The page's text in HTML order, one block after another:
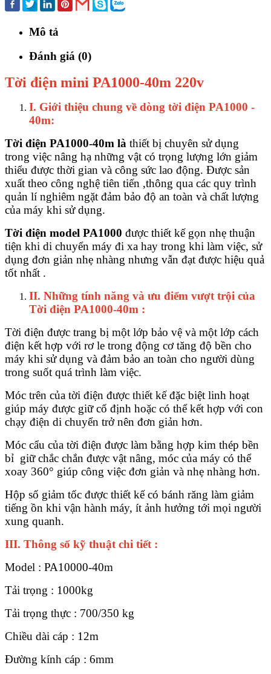
Mô tả
Đánh giá (0)
Tời điện mini PA1000-40m 220v
I. Giới thiệu chung về dòng tời điện PA1000 -
40m:
Tời điện PA1000-40m là thiết bị chuyên sử dụng
trong việc nâng hạ những vật có trọng lượng lớn giảm
thiểu được thời gian và công sức lao động. Được sản
xuất theo công nghệ tiên tiến ,thông qua các quy trình
quản lí nghiêm ngặt đảm bảo độ an toàn và chất lượng
của máy khi sử dụng.
Tời điện model PA1000 được thiết kế gọn nhẹ thuận
tiện khi di chuyển máy đi xa hay trong khi làm việc, sử
dụng đơn giản nhẹ nhàng nhưng vẫn đạt được hiệu quả
tốt nhất .
II. Những tính năng và ưu điểm vượt trội của
Tời điện PA1000-40m :
Tời điện được trang bị một lớp bảo vệ và một lớp cách
điện kết hợp với rơ le trong động cơ tăng độ bền cho
máy khi sử dụng và đảm bảo an toàn cho người dùng
trong suốt quá trình làm việc.
Móc trên của tời điện được thiết kế đặc biệt linh hoạt
giúp máy được giữ cố định hoặc có thể kết hợp với con
chạy điện di chuyển trở nên đơn giản hơn.
Móc cẩu của tời điện được làm bằng hợp kim thép bền
bỉ giữ chắc chắn được vật nâng, móc của máy có thể
xoay 360° giúp công việc đơn giản và nhẹ nhàng hơn.
Hộp số giảm tốc được thiết kế có bánh răng làm giảm
tiếng ồn khi vận hành máy, ít ảnh hưởng tới mọi người
xung quanh.
III. Thông số kỹ thuật chi tiết :
Model : PA10000-40m
Tải trọng : 1000kg
Tải trọng thực : 700/350 kg
Chiều dài cáp : 12m
Đường kính cáp : 6mm